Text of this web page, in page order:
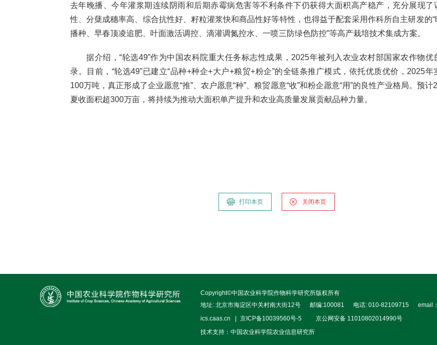
去年晚播、今年灌浆期连续阴雨和后期赤霉病危害等不利条件下仍获得大面积高产稳产，充分展现了
性、分蘖成穗率高、综合抗性好、籽粒灌浆快和商品性好等特性，也得益于配套采用作科所自主研发的
播种、早春顶凌追肥、叶面激活调控、滴灌调氮控水、一喷三防绿色防控”等高产栽培技术集成方案。
据介绍，“轮选49”作为中国农科院重大任务标志性成果，2025年被列入农业农村部国家农作物优
录。目前，“轮选49”已建立“品种+种企+大户+粮贸+粉企”的全链条推广模式，依托优质优价，2025年
100万吨，真正形成了企业愿意“推”、农户愿意“种”、粮贸愿意“收”和粉企愿意“用”的良性产业格局。预计
夏收面积超300万亩，将持续为推动大面积单产提升和农业高质量发展贡献品种力量。
打印本页 关闭本页
Copyright©中国农业科学院作物科学研究所版权所有
地址: 北京市海淀区中关村南大街12号
邮编:100081 电话: 010-82109715
email
ics.caas.cn
京ICP备10039560号-5
京公网安备 11010802014990号
技术支持：中国农业科学院农业信息研究所